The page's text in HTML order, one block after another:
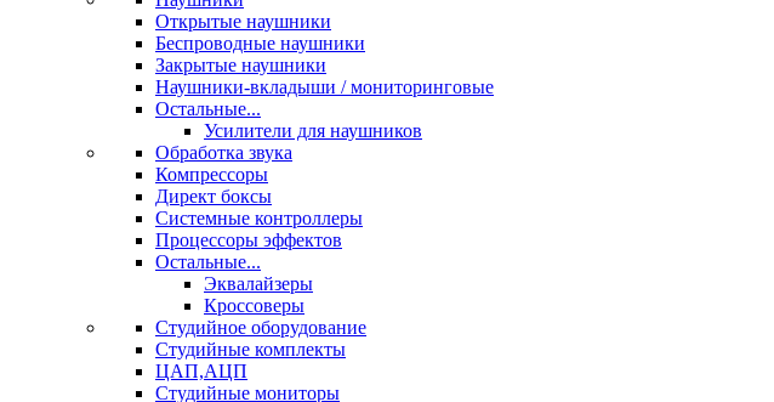
Открытые наушники
Беспроводные наушники
Закрытые наушники
Наушники-вкладыши / мониторинговые
Остальные...
Усилители для наушников
Обработка звука
Компрессоры
Директ боксы
Системные контроллеры
Процессоры эффектов
Остальные...
Эквалайзеры
Кроссоверы
Студийное оборудование
Студийные комплекты
ЦАП,АЦП
Студийные мониторы